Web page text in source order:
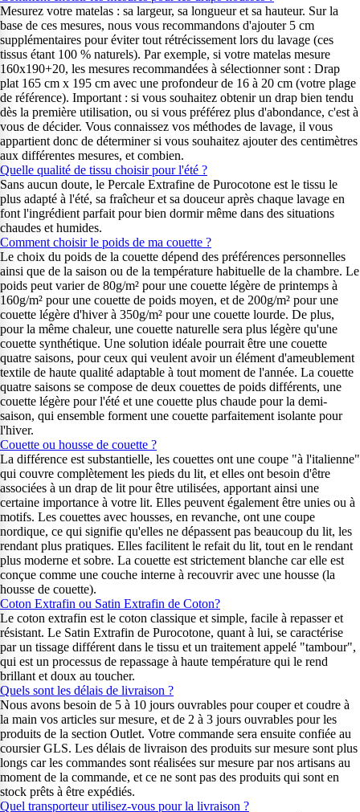
Mesurez votre matelas : sa largeur, sa longueur et sa hauteur. Sur la
base de ces mesures, nous vous recommandons d'ajouter 5 cm
supplémentaires pour éviter tout rétrécissement lors du lavage (ces
tissus étant 100 % naturels). Par exemple, si votre matelas mesure
160x190+20, les mesures recommandées à sélectionner sont : Drap
plat 165 cm x 195 cm avec une profondeur de 16 à 20 cm (votre plage
de référence). Important : si vous souhaitez obtenir un drap bien tendu
dès la première utilisation, ou si vous préférez plus d'abondance, c'est à
vous de décider. Vous connaissez vos méthodes de lavage, il vous
appartient donc de déterminer si vous souhaitez ajouter des centimètres
aux différentes mesures, et combien.
Quelle qualité de tissu choisir pour l'été ?
Sans aucun doute, le Percale Extrafine de Purocotone est le tissu le
plus adapté à l'été, sa fraîcheur et sa douceur après chaque lavage en
font l'ingrédient parfait pour bien dormir même dans des situations
chaudes et humides.
Comment choisir le poids de ma couette ?
Le choix du poids de la couette dépend des préférences personnelles
ainsi que de la saison ou de la température habituelle de la chambre. Le
poids peut varier de 80g/m² pour une couette légère de printemps à
160g/m² pour une couette de poids moyen, et de 200g/m² pour une
couette légère d'hiver à 350g/m² pour une couette lourde. De plus,
pour la même chaleur, une couette naturelle sera plus légère qu'une
couette synthétique. Une solution idéale pourrait être une couette
quatre saisons, pour ceux qui veulent avoir un élément d'ameublement
textile de haute qualité adaptable à tout moment de l'année. La couette
quatre saisons se compose de deux couettes de poids différents, une
couette légère pour l'été et une couette plus chaude pour la demi-
saison, qui ensemble forment une couette parfaitement isolante pour
l'hiver.
Couette ou housse de couette ?
La différence est substantielle, les couettes ont une coupe "à l'italienne"
qui couvre complètement les pieds du lit, et elles ont besoin d'être
associées à un drap de lit pour être utilisées, apportant ainsi une
certaine importance à votre lit. Elles peuvent également être unies ou à
motifs. Les couettes avec housses, en revanche, ont une coupe
nordique, ce qui signifie qu'elles ne dépassent pas beaucoup du lit, les
rendant plus pratiques. Elles facilitent le refait du lit, tout en le rendant
plus moderne et sobre. La couette est strictement blanche car elle est
conçue comme une couche interne à recouvrir avec une housse (la
housse de couette).
Coton Extrafin ou Satin Extrafin de Coton?
Le coton extrafin est le coton classique et simple, facile à repasser et
résistant. Le Satin Extrafin de Purocotone, quant à lui, se caractérise
par un tissage différent dans le tissu et un traitement appelé "tambour",
qui est un processus de repassage à haute température qui le rend
brillant et doux au toucher.
Quels sont les délais de livraison ?
Nous avons besoin de 5 à 10 jours ouvrables pour couper et coudre à
la main vos articles sur mesure, et de 2 à 3 jours ouvrables pour les
produits de la section Outlet. Votre commande sera ensuite confiée au
coursier GLS. Les délais de livraison des produits sur mesure sont plus
longs car les commandes sont réalisées sur mesure par nos artisans au
moment de la commande, et ce ne sont pas des produits qui sont en
stock prêts à être expédiés.
Quel transporteur utilisez-vous pour la livraison ?